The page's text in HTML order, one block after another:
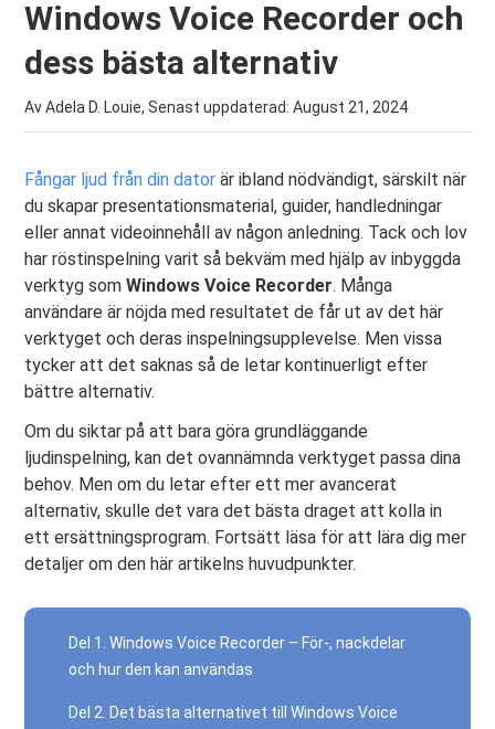
Windows Voice Recorder och
dess bästa alternativ
Av Adela D. Louie, Senast uppdaterad:August 21, 2024
Fångar ljud från din dator är ibland nödvändigt, särskilt när
du skapar presentationsmaterial, guider, handledningar
eller annat videoinnehåll av någon anledning. Tack och lov
har röstinspelning varit så bekväm med hjälp av inbyggda
verktyg som Windows Voice Recorder. Många
användare är nöjda med resultatet de får ut av det här
verktyget och deras inspelningsupplevelse. Men vissa
tycker att det saknas så de letar kontinuerligt efter
bättre alternativ.
Om du siktar på att bara göra grundläggande
ljudinspelning, kan det ovannämnda verktyget passa dina
behov. Men om du letar efter ett mer avancerat
alternativ, skulle det vara det bästa draget att kolla in
ett ersättningsprogram. Fortsätt läsa för att lära dig mer
detaljer om den här artikelns huvudpunkter.
Del 1. Windows Voice Recorder – För-, nackdelar
och hur den kan användas
Del 2. Det bästa alternativet till Windows Voice